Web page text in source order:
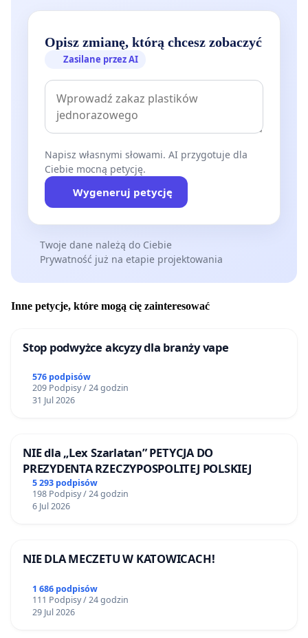
Opisz zmianę, którą chcesz zobaczyć
Zasilane przez AI
Napisz własnymi słowami. AI przygotuje dla
Ciebie mocną petycję.
Wygeneruj petycję
Twoje dane należą do Ciebie
Prywatność już na etapie projektowania
Inne petycje, które mogą cię zainteresować
Stop podwyżce akcyzy dla branży vape
576 podpisów
209 Podpisy / 24 godzin
31 Jul 2026
NIE dla „Lex Szarlatan” PETYCJA DO
PREZYDENTA RZECZYPOSPOLITEJ POLSKIEJ
5 293 podpisów
198 Podpisy / 24 godzin
6 Jul 2026
NIE DLA MECZETU W KATOWICACH!
1 686 podpisów
111 Podpisy / 24 godzin
29 Jul 2026